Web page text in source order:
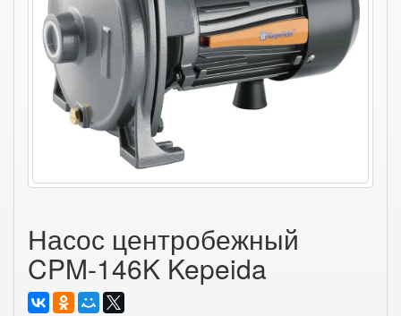
Насос центробежный
CPM-146K Kepeida